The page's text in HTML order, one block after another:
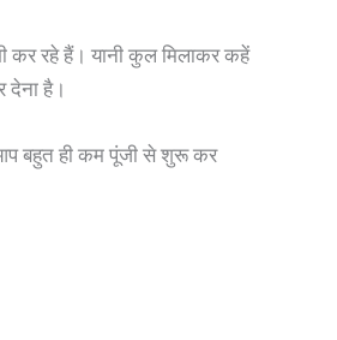
रहे हैं। यानी कुल मिलाकर कहें
है।
बहुत ही कम पूंजी से शुरू कर